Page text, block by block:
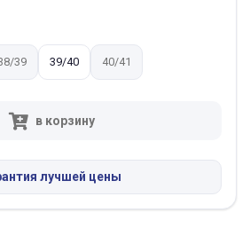
39 39/40 40/41
в корзину
лучшей цены